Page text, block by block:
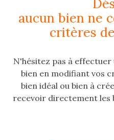
e-
estimation
contact
aucun bien ne
critères
N'hésitez pas à
bien en modifiant vos
bien idéal ou bien à
recevoir directement les